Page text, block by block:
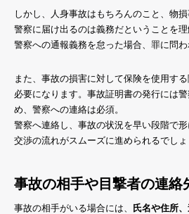
しかし、人身事故はもちろんのこと、物
警察に届け出るのは義務だということを
警察への通報義務を怠った場合、罪に問わ
また、事故の損害に対して保険を使用す
必要になります。事故証明書の発行には
め、警察への連絡は必須。
警察へ連絡し、事故の状況を早い段階で
交渉の流れがスムーズに進められるでしょ
事故の相手や目撃者の連絡
事故の相手がいる場合には、 氏名や住所